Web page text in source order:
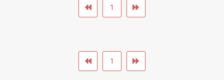
1
1